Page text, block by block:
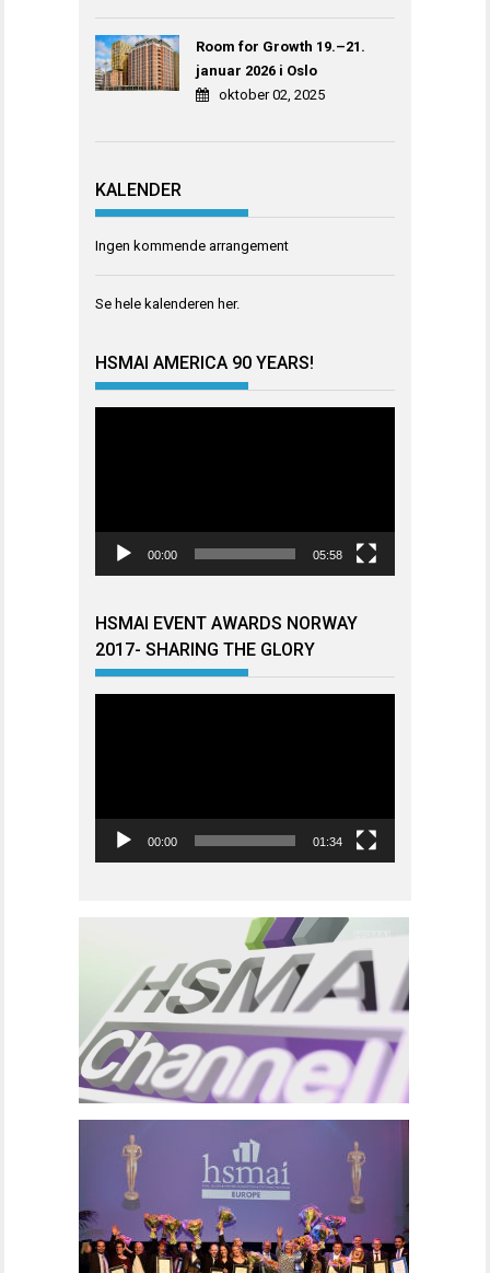
Room for Growth 19.–21.
januar 2026 i Oslo
oktober 02, 2025
KALENDER
Ingen kommende arrangement
Se hele kalenderen her.
HSMAI AMERICA 90 YEARS!
00:00 05:58
HSMAI EVENT AWARDS NORWAY
2017- SHARING THE GLORY
00:00 01:34